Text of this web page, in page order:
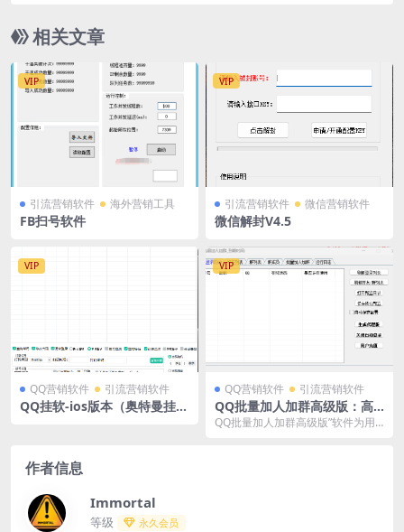
相关文章
VIP
引流营销软件 海外营销工具
FB扫号软件
VIP
引流营销软件 微信营销软件
微信解封V4.5
VIP
QQ营销软件 引流营销软件
QQ挂软-ios版本（奥特曼挂
VIP
QQ营销软件 引流营销软件
QQ批量加人加群高级版：高
效管理您的社交网络
QQ批量加人加群高级版”软件为用
作者信息
Immortal
等级 永久会员